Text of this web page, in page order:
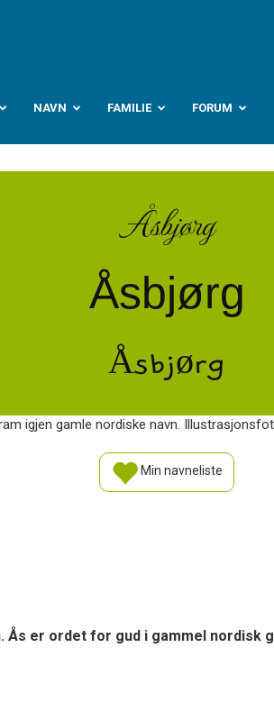
NAVN FAMILIE FORUM
Åsbjørg
Åsbjørg
Åsbjørg
igjen gamle nordiske navn.
Min navneliste
er ordet for gud i gammel nordisk